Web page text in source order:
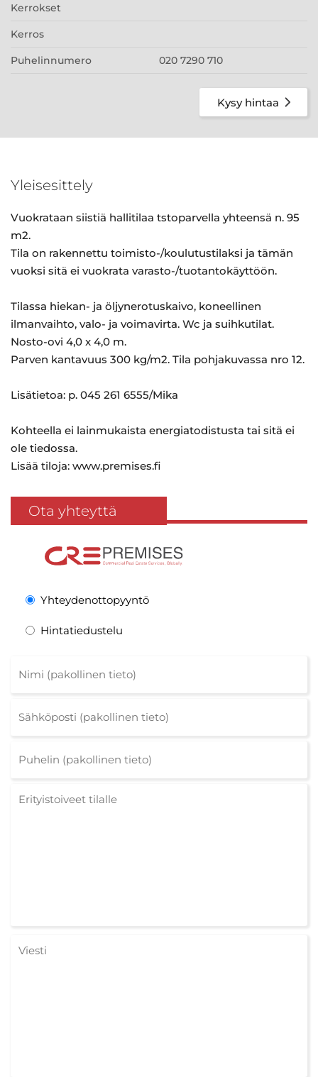
Kerrokset
Kerros
Puhelinnumero 020 7290 710
Kysy hintaa
Yleisesittely
Vuokrataan siistiä hallitilaa tstoparvella yhteensä n. 95
m2.
Tila on rakennettu toimisto-/koulutustilaksi ja tämän
vuoksi sitä ei vuokrata varasto-/tuotantokäyttöön.
Tilassa hiekan- ja öljynerotuskaivo, koneellinen
ilmanvaihto, valo- ja voimavirta. Wc ja suihkutilat.
Nosto-ovi 4,0 x 4,0 m.
Parven kantavuus 300 kg/m2. Tila pohjakuvassa nro 12.
Lisätietoa: p. 045 261 6555/Mika
Kohteella ei lainmukaista energiatodistusta tai sitä ei
ole tiedossa.
Lisää tiloja: www.premises.fi
Ota yhteyttä
Yhteydenottopyyntö
Hintatiedustelu